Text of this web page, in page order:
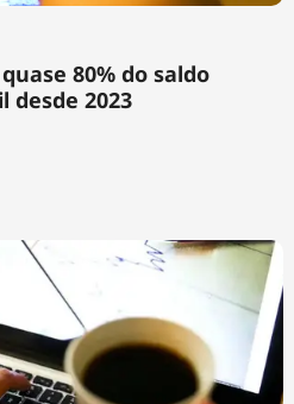
80% do saldo
desde 2023